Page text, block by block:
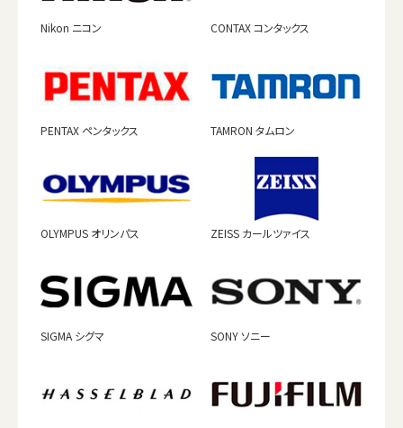
Nikon ニコン CONTAX コンタックス
PENTAX ペンタックス TAMRON タムロン
OLYMPUS オリンパス ZEISS カールツァイス
SIGMA シグマ SONY ソニー